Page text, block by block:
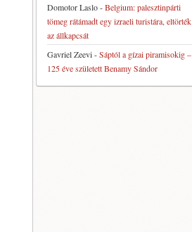
Domotor Laslo-Belgium: palesztinpárti
tömeg rátámadt egy izraeli turistára, eltörték
az állkapcsát
Gavriel Zeevi-Sáptól a gízai piramisokig –
125 éve született Benamy Sándor